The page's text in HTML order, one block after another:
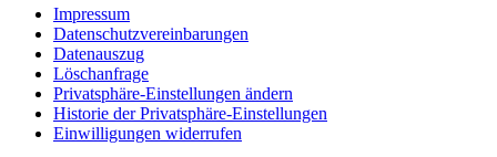
Impressum
Datenschutzvereinbarungen
Datenauszug
Löschanfrage
Privatsphäre-Einstellungen ändern
Historie der Privatsphäre-Einstellungen
Einwilligungen widerrufen